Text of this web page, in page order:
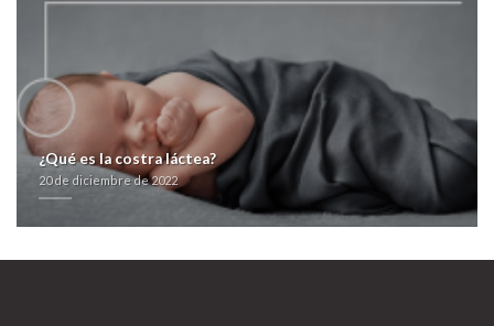
¿Qué es la costra láctea?
20 de diciembre de 2022